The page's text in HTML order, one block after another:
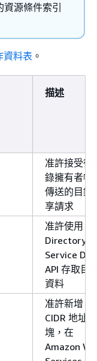
資源條件索引
資料表 。
描述
准許接受從
錄擁有者帳
傳送的目錄
享請求
准許使用
Directory
Service
API 存取目
資料
准許新增
CIDR 地址區
塊，在
Amazon